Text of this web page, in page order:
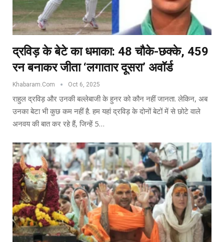
द्रविड़ के बेटे का धमाका: 48 चौके-छक्के, 459
रन बनाकर जीता ‘लगातार दूसरा’ अवॉर्ड
Khabaram.Com Oct 6, 2025
राहुल द्रविड़ और उनकी बल्लेबाजी के हुनर को कौन नहीं जानता. लेकिन, अब
उनका बेटा भी कुछ कम नहीं है. हम यहां द्रविड़ के दोनों बेटों में से छोटे वाले
अनवय की बात कर रहे हैं, जिन्हें 5…